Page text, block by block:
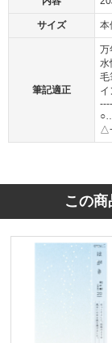
サイズ 本
筆記適正
毛
△
この